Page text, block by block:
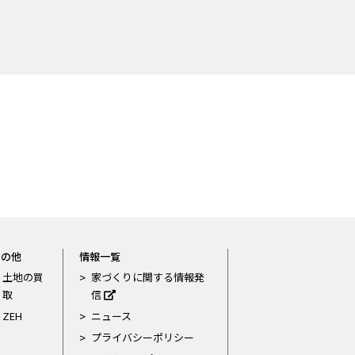
他
土地の買
取
ZEH
情報一覧
家づくりに関する情報発
信
ニュース
プライバシーポリシー